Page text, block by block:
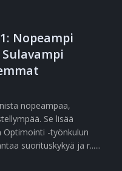
Nopeampi
nopeampaa,
Se lisää
Optimointi -työnkulun
suorituskykyä ja r......